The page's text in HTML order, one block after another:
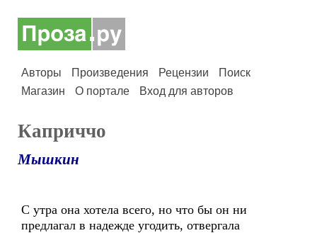
Авторы Произведения Рецензии
Поиск
Магазин
О портале Вход для авторов
Каприччо
Мышкин
С утра она хотела всего, но что бы он ни
предлагал в надежде угодить, отвергала